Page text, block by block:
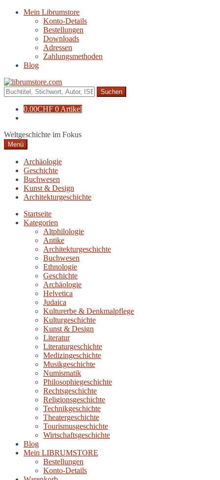
Navigation
Zum
Mein Librumstore
Konto-Details
Bestellungen
Downloads
Adressen
Zahlungsmethoden
Blog
Suche
nach:
0.00CHF 0 Artikel
Weltgeschichte im Fokus
Menü
Archäologie
Geschichte
Buchwesen
Kunst & Design
Architekturgeschichte
Startseite
Kategorien
Altphilologie
Antike
Architekturgeschichte
Buchwesen
Ethnologie
Geschichte
Archäologie
Helvetica
Judaica
Kulturerbe & Denkmalpflege
Kulturgeschichte
Kunst & Design
Literatur
Literaturgeschichte
Medizingeschichte
Musikgeschichte
Numismatik
Philosophiegeschichte
Rechtsgeschichte
Religionsgeschichte
Technikgeschichte
Theatergeschichte
Tourismusgeschichte
Wirtschaftsgeschichte
Blog
Mein LIBRUMSTORE
Bestellungen
Konto-Details